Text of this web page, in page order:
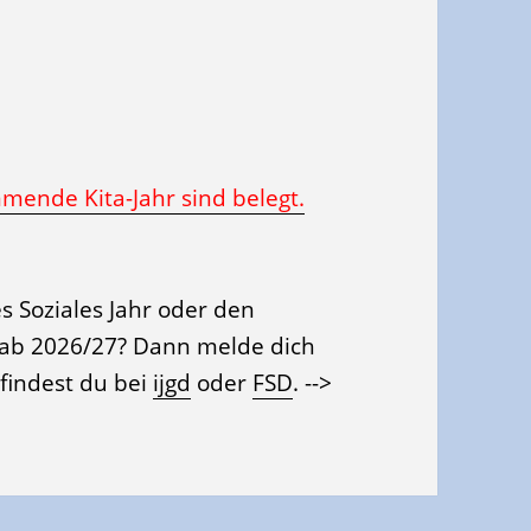
Kita-Jahr sind belegt.
Soziales Jahr oder den
2026/27? Dann melde dich
du bei ijgd oder FSD. -->